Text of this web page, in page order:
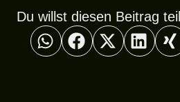
Du willst diesen Beitrag